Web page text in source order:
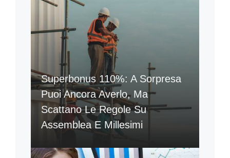
Superbonus 110%: A Sorpresa
Puoi Ancora Averlo, Ma
Scattano Le Regole Su
Assemblea E Millesimi